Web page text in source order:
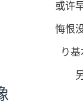
或许
悔恨
り